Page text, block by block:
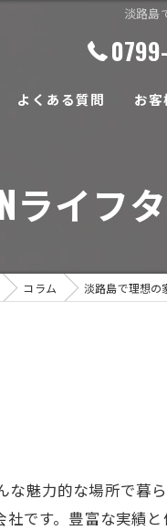
淡路島
よくある質問 お客
ライフ
コラム 淡路島で理想の
魅力的な場所で暮
社です。豊富な実績